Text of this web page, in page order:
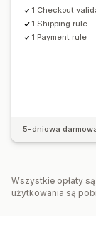
1 Checkout
1 Shipping rule
1 Payment rule
5-dniowa
Wszystkie opłaty
użytkowania są